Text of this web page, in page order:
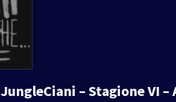
– Stagione VI –